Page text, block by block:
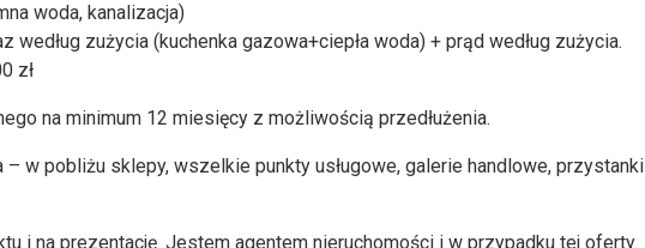
woda, kanalizacja)
według zużycia (kuchenka gazowa+ciepła woda) + prąd według zużycia.
zł
na minimum 12 miesięcy z możliwością przedłużenia.
– w pobliżu sklepy, wszelkie punkty usługowe, galerie handlowe, przystanki
i na prezentację. Jestem agentem nieruchomości i w przypadku tej oferty